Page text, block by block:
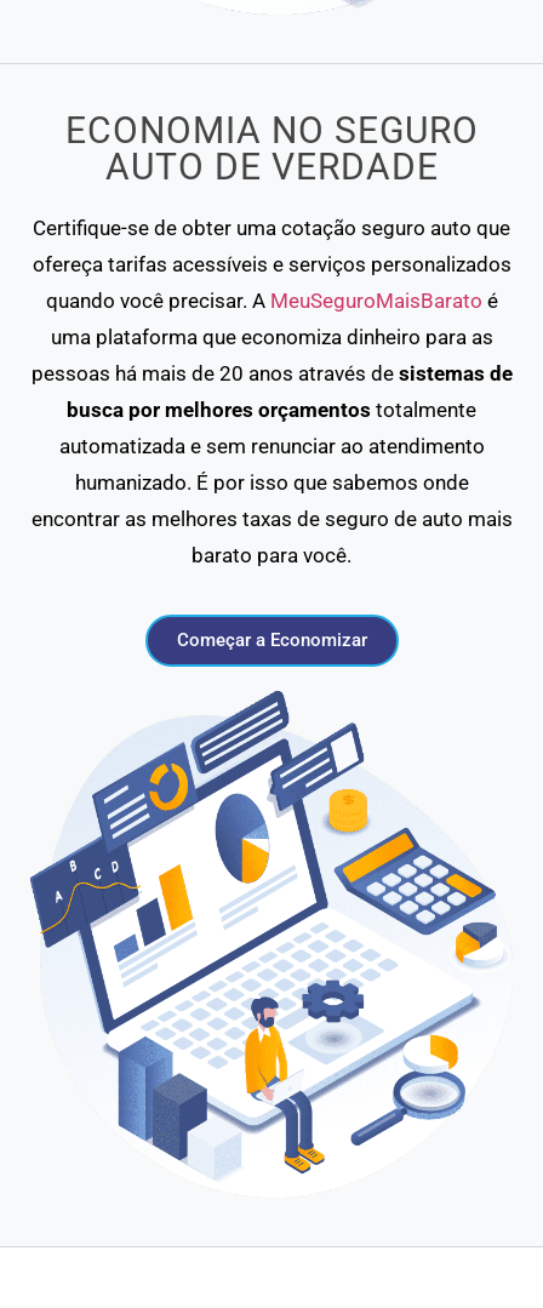
ECONOMIA NO SEGURO
AUTO DE VERDADE
Certifique-se de obter uma cotação seguro auto que
ofereça tarifas acessíveis e serviços personalizados
quando você precisar. A MeuSeguroMaisBarato é
uma plataforma que economiza dinheiro para as
pessoas há mais de 20 anos através de sistemas de
busca por melhores orçamentos totalmente
automatizada e sem renunciar ao atendimento
humanizado. É por isso que sabemos onde
encontrar as melhores taxas de seguro de auto mais
barato para você.
Começar a Economizar